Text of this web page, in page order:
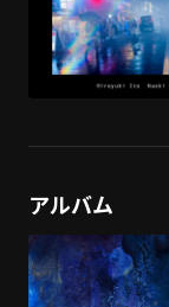
アルバム